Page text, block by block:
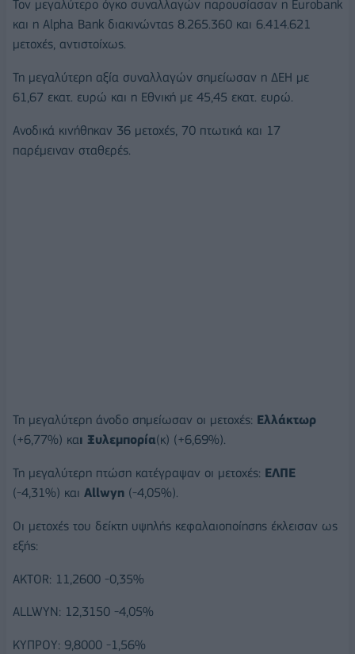
Τον μεγαλύτερο όγκο συναλλαγών παρουσίασαν η Eurobank
και η Alpha Bank διακινώντας 8.265.360 και 6.414.621
μετοχές, αντιστοίχως.
Τη μεγαλύτερη αξία συναλλαγών σημείωσαν η ΔΕΗ με
61,67 εκατ. ευρώ και η Εθνική με 45,45 εκατ. ευρώ.
Ανοδικά κινήθηκαν 36 μετοχές, 70 πτωτικά και 17
παρέμειναν σταθερές.
Τη μεγαλύτερη άνοδο σημείωσαν οι μετοχές: Ελλάκτωρ
(+6,77%) και Ξυλεμπορία(κ) (+6,69%).
Τη μεγαλύτερη πτώση κατέγραψαν οι μετοχές: ΕΛΠΕ
(-4,31%) και Allwyn (-4,05%).
Οι μετοχές του δείκτη υψηλής κεφαλαιοποίησης έκλεισαν ως
εξής:
AKTOR: 11,2600 -0,35%
ALLWYN: 12,3150 -4,05%
ΚΥΠΡΟΥ: 9,8000 -1,56%